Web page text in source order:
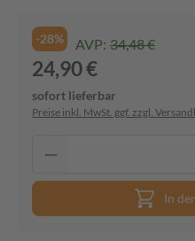
-28% AVP: 34,48 €
24,90 €
sofort lieferbar
Preise inkl. MwSt. ggf. zzgl.
In